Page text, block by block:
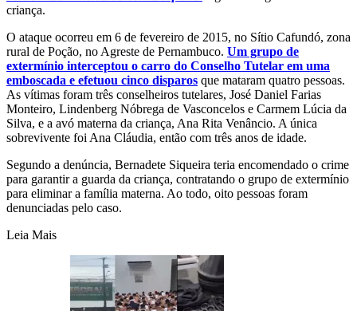
criança.
O ataque ocorreu em 6 de fevereiro de 2015, no Sítio Cafundó, zona
rural de Poção, no Agreste de Pernambuco. Um grupo de
extermínio interceptou o carro do Conselho Tutelar em uma
emboscada e efetuou cinco disparos que mataram quatro pessoas.
As vítimas foram três conselheiros tutelares, José Daniel Farias
Monteiro, Lindenberg Nóbrega de Vasconcelos e Carmem Lúcia da
Silva, e a avó materna da criança, Ana Rita Venâncio. A única
sobrevivente foi Ana Cláudia, então com três anos de idade.
Segundo a denúncia, Bernadete Siqueira teria encomendado o crime
para garantir a guarda da criança, contratando o grupo de extermínio
para eliminar a família materna. Ao todo, oito pessoas foram
denunciadas pelo caso.
Leia Mais